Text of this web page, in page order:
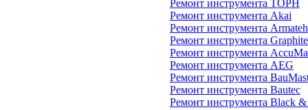
Ремонт инструмента ТОРН
Ремонт инструмента Akai
Ремонт инструмента Armateh
Ремонт инструмента Graphite
Ремонт инструмента
Ремонт инструмента AEG
Ремонт инструмента
Ремонт инструмента Bautec
Ремонт инструмента Black